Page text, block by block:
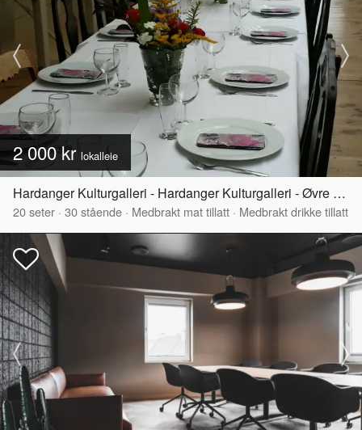
2 000 kr lokalleie
Hardanger Kulturgalleri - Hardanger Kulturgalleri - Øvre del
20seter · 30stående · Medbrakt mat tillatt · Medbrakt drikke tillatt